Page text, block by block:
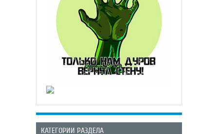
КАТЕГОРИИ РАЗДЕЛА